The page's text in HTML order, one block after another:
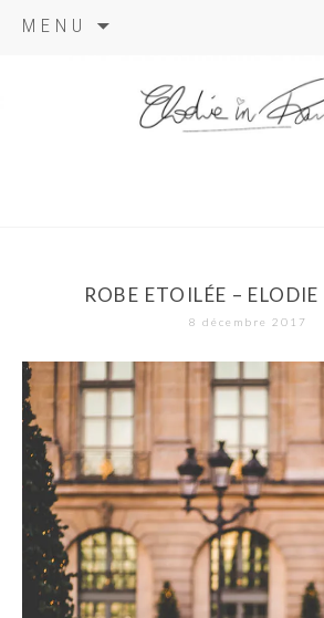
MENU
ROBE ETOILÉE –
8 décembre 2017